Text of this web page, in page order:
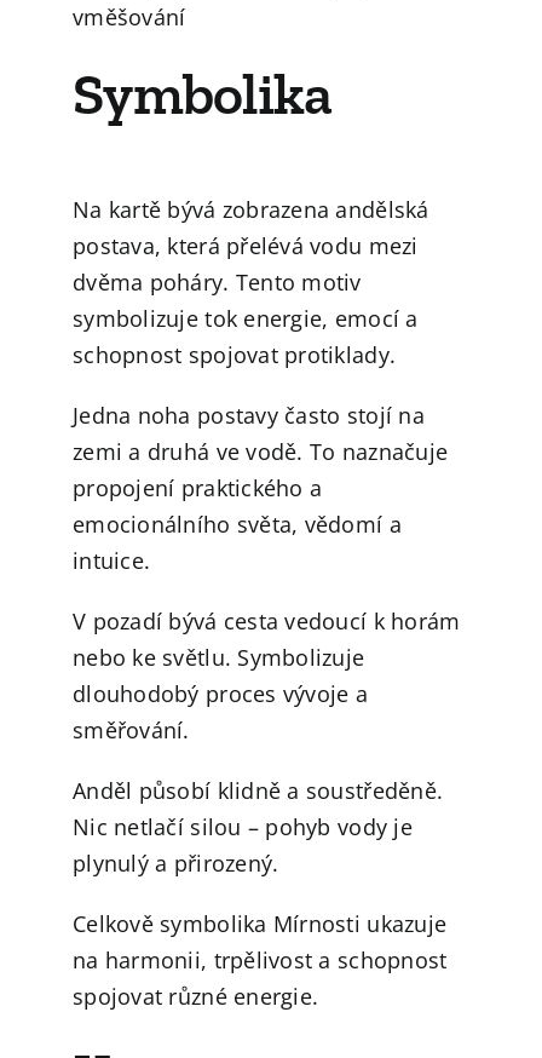
vměšování
Symbolika
Na kartě bývá zobrazena andělská
postava, která přelévá vodu mezi
dvěma poháry. Tento motiv
symbolizuje tok energie, emocí a
schopnost spojovat protiklady.
Jedna noha postavy často stojí na
zemi a druhá ve vodě. To naznačuje
propojení praktického a
emocionálního světa, vědomí a
intuice.
V pozadí bývá cesta vedoucí k horám
nebo ke světlu. Symbolizuje
dlouhodobý proces vývoje a
směřování.
Anděl působí klidně a soustředěně.
Nic netlačí silou – pohyb vody je
plynulý a přirozený.
Celkově symbolika Mírnosti ukazuje
na harmonii, trpělivost a schopnost
spojovat různé energie.